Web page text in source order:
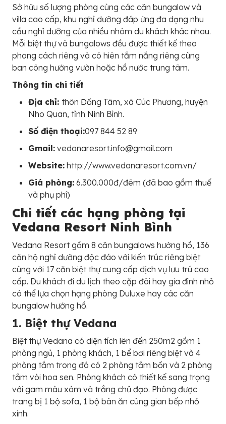
Sở hữu số lượng phòng cùng các căn bungalow và
villa cao cấp, khu nghỉ dưỡng đáp ứng đa dạng nhu
cầu nghỉ dưỡng của nhiều nhóm du khách khác nhau.
Mỗi biệt thự và bungalows đều được thiết kế theo
phong cách riêng và có hiên tắm nắng riêng cùng
ban công hướng vườn hoặc hồ nước trung tâm.
Thông tin chi tiết
Địa chỉ: thôn Đồng Tâm, xã Cúc Phương, huyện
Nho Quan, tỉnh Ninh Bình.
Số điện thoại:097 844 52 89
Gmail: vedanaresort.info@gmail.com
Website: http://www.vedanaresort.com.vn/
Giá phòng: 6.300.000đ/đêm (đã bao gồm thuế
và phụ phí)
Chi tiết các hạng phòng tại
Vedana Resort Ninh Bình
Vedana Resort gồm 8 căn bungalows hướng hồ, 136
căn hộ nghỉ dưỡng độc đáo với kiến trúc riêng biệt
cùng với 17 căn biệt thự cung cấp dịch vụ lưu trú cao
cấp. Du khách đi du lịch theo cặp đôi hay gia đình nhỏ
có thể lựa chọn hạng phòng Duluxe hay các căn
bungalow hướng hồ.
1. Biệt thự Vedana
Biệt thự Vedana có diện tích lên đến 250m2 gồm 1
phòng ngủ, 1 phòng khách, 1 bể bơi riêng biệt và 4
phòng tắm trong đó có 2 phòng tắm bồn và 2 phòng
tắm vòi hoa sen. Phòng khách có thiết kế sang trọng
với gam màu xám và trắng chủ đạo. Phòng được
trang bị 1 bộ sofa, 1 bộ bàn ăn cùng gian bếp nhỏ
xinh.